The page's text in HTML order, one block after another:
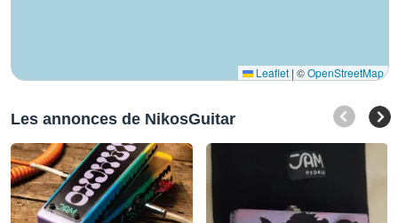
Leaflet | ©OpenStreetMap
Les annonces de NikosGuitar